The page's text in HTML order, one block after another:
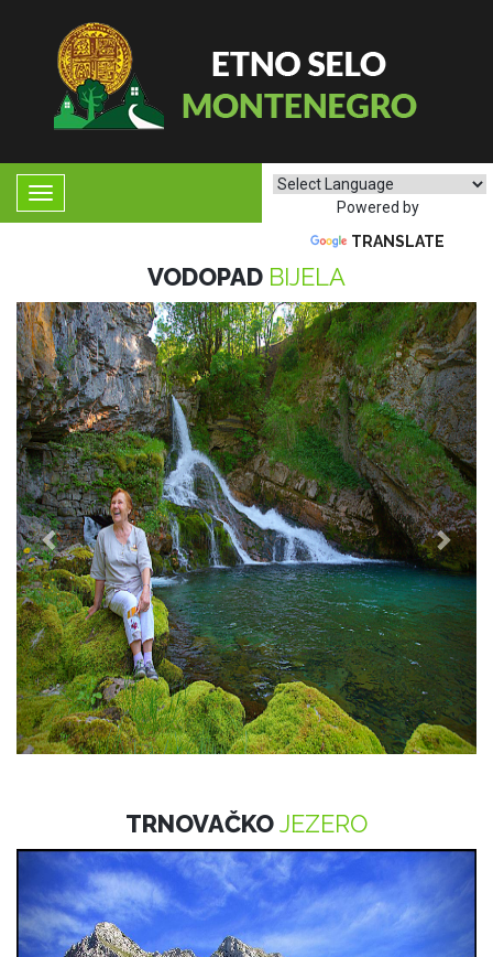
Powered by
TRANSLATE
VODOPAD BIJELA
TRNOVAČKOJEZERO